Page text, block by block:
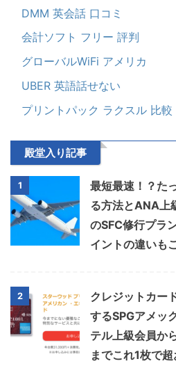
DMM 英会話 口コミ
会計ソフト フリー 評判
グローバルWiFi アメリカ
UBER 英語話せない
プリントパック ラクスル 比較
殿堂入り記事
1
最短最速！？た
る方法とANA上
のSFC修行プラ
イントの違いも
2
クレジットカー
するSPGアメッ
テル上級会員か
までこれ1枚で超